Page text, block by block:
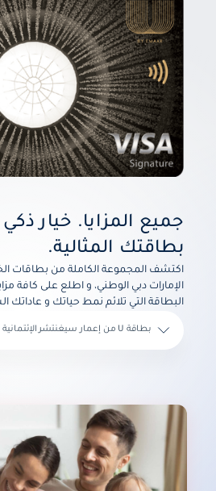
جميع المزايا. خيار
بطاقتك المثالية.
اكتشف المجموعة الكاملة من بطاقات
الإمارات دبي الوطني، و اطلع على كافة
البطاقة التي تلائم نمط حياتك و عاداتك
بطاقة U من إعمار سيغنتشر الإئتمانية